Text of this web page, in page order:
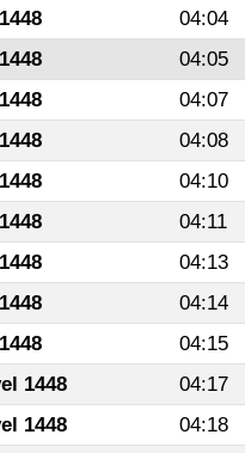
04:04
04:05
04:07
04:08
04:10
04:11
04:13
04:14
04:15
1448 04:17
1448 04:18